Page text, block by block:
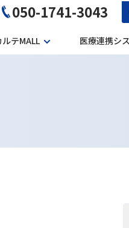
050-1741-3043
テMALL 医療連携シ